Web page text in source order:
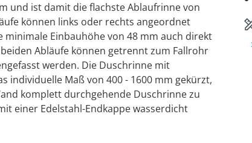
und ist damit die flachste Ablaufrinne von
können links oder rechts angeordnet
Einbauhöhe von 48 mm auch direkt
Abläufe können getrennt zum Fallrohr
werden. Die Duschrinne mit
individuelle Maß von 400 - 1600 mm gekürzt,
komplett durchgehende Duschrinne zu
einer Edelstahl-Endkappe wasserdicht